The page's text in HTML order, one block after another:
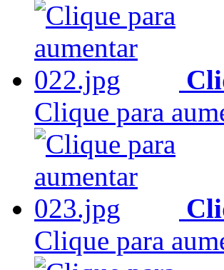
Clique para
Clique para